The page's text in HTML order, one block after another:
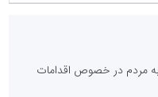
مردم در خصوص اقدامات